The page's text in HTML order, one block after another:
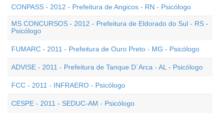
CONPASS - 2012 - Prefeitura de Angicos - RN - Psicólogo
MS CONCURSOS - 2012 - Prefeitura de Eldorado do Sul - RS -
Psicólogo
FUMARC - 2011 - Prefeitura de Ouro Preto - MG - Psicólogo
ADVISE - 2011 - Prefeitura de Tanque D`Arca - AL - Psicólogo
FCC - 2011 - INFRAERO - Psicólogo
CESPE - 2011 - SEDUC-AM - Psicólogo